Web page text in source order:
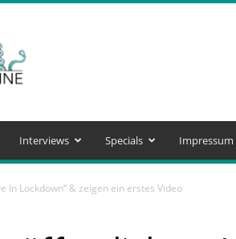
Interviews Specials Impressum
In Lockdown“ & zeigen ein erstes Video